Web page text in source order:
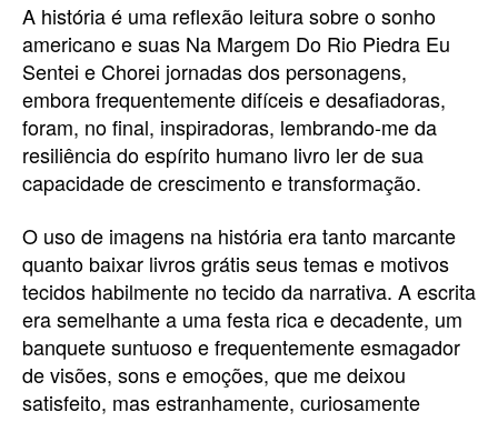
A história é uma reflexão leitura sobre o sonho
americano e suas Na Margem Do Rio Piedra Eu
Sentei e Chorei jornadas dos personagens,
embora frequentemente difíceis e desafiadoras,
foram, no final, inspiradoras, lembrando-me da
resiliência do espírito humano livro ler de sua
capacidade de crescimento e transformação.
O uso de imagens na história era tanto marcante
quanto baixar livros grátis seus temas e motivos
tecidos habilmente no tecido da narrativa. A escrita
era semelhante a uma festa rica e decadente, um
banquete suntuoso e frequentemente esmagador
de visões, sons e emoções, que me deixou
satisfeito, mas estranhamente, curiosamente